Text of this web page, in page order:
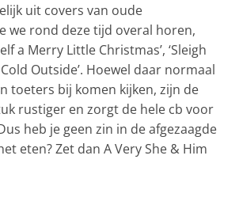
uit covers van oude
we rond deze tijd overal horen,
a Merry Little Christmas’, ‘Sleigh
Cold Outside’. Hoewel daar normaal
toeters bij komen kijken, zijn de
rustiger en zorgt de hele cb voor
heb je geen zin in de afgezaagde
eten? Zet dan A Very She & Him